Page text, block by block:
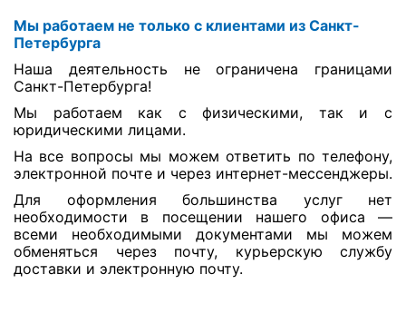
Мы работаем не только с клиентами из Санкт-
Петербурга
Наша деятельность не ограничена границами
Санкт-Петербурга!
Мы работаем как с физическими, так и с
юридическими лицами.
На все вопросы мы можем ответить по телефону,
электронной почте и через интернет-мессенджеры.
Для оформления большинства услуг нет
необходимости в посещении нашего офиса —
всеми необходимыми документами мы можем
обменяться через почту, курьерскую службу
доставки и электронную почту.